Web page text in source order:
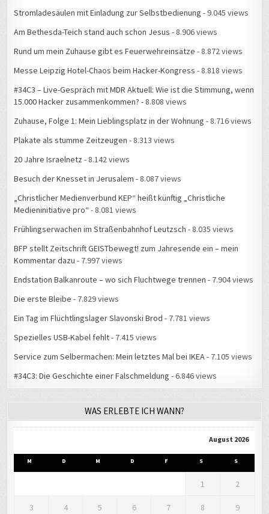
Stromladesäulen mit Einladung zur Selbstbedienung - 9.045 views
Am Bethesda-Teich stand auch schon Jesus - 8.906 views
Rund um mein Zuhause gibt es Feuerwehreinsätze - 8.872 views
Messe Leipzig Hotel-Chaos beim Hacker-Kongress - 8.818 views
#34C3 – Live-Gespräch mit MDR Aktuell: Wie ist die Stimmung, wenn
15.000 Hacker zusammenkommen? - 8.808 views
Zuhause, Folge 1: Mein Lieblingsplatz in der Wohnung - 8.716 views
Plakate als stumme Zeitzeugen - 8.313 views
20 Jahre Israelnetz - 8.142 views
Besuch der Knesset in Jerusalem - 8.087 views
„Christlicher Medienverbund KEP“ heißt künftig „Christliche
Medieninitiative pro“ - 8.081 views
Frühlingserwachen im Straßenbahnhof Leutzsch - 8.035 views
BFP stellt Zeitschrift GEISTbewegt! zum Jahresende ein – mein
Kommentar dazu - 7.997 views
Endstation Balkanroute – wo sich Fluchtwege trennen - 7.904 views
Die erste Bleibe - 7.829 views
Ein Tag im Flüchtlingslager Slavonski Brod - 7.781 views
Spezielles USB-Kabel fehlt- 7.415 views
Service zum Selbermachen: Mein letztes Mal bei IKEA- 7.105 views
#34C3: Die Geschichte einer Falschmeldung - 6.846 views
WAS ERLEBTE ICH WANN?
August 2026
M D M D F S S
1 2
3 4 5 6 7 8 9